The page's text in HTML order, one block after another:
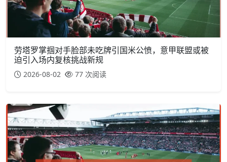
劳塔罗掌掴对手脸部未吃牌引国米公愤，意甲联盟或被
迫引入场内复核挑战新规
2026-08-02 77 次阅读